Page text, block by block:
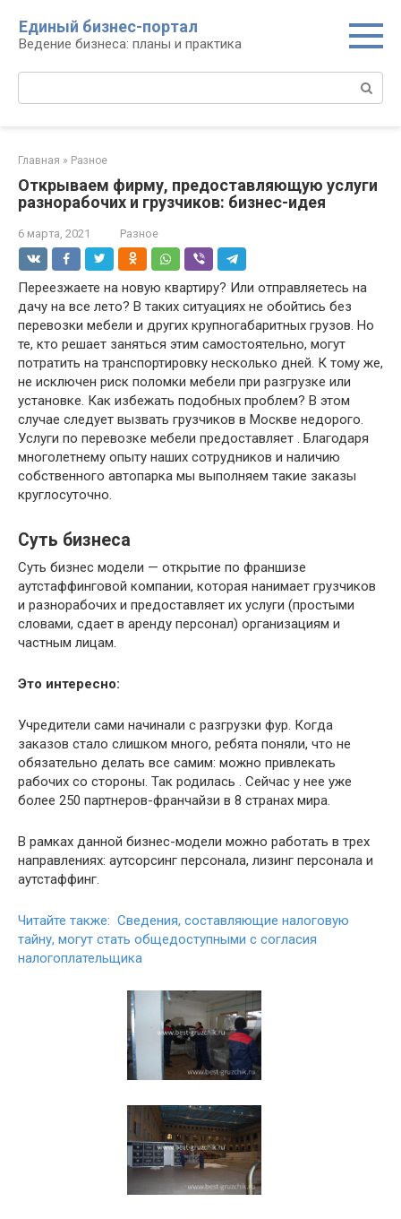
контенту
Единый бизнес-портал
Ведение бизнеса: планы и практика
Поиск:
Главная » Разное
Открываем фирму, предоставляющую услуги
разнорабочих и грузчиков: бизнес-идея
6 марта, 2021 Разное
Переезжаете на новую квартиру? Или отправляетесь на
дачу на все лето? В таких ситуациях не обойтись без
перевозки мебели и других крупногабаритных грузов. Но
те, кто решает заняться этим самостоятельно, могут
потратить на транспортировку несколько дней. К тому же,
не исключен риск поломки мебели при разгрузке или
установке. Как избежать подобных проблем? В этом
случае следует вызвать грузчиков в Москве недорого.
Услуги по перевозке мебели предоставляет . Благодаря
многолетнему опыту наших сотрудников и наличию
собственного автопарка мы выполняем такие заказы
круглосуточно.
Суть бизнеса
Суть бизнес модели — открытие по франшизе
аутстаффинговой компании, которая нанимает грузчиков
и разнорабочих и предоставляет их услуги (простыми
словами, сдает в аренду персонал) организациям и
частным лицам.
Это интересно:
Учредители сами начинали с разгрузки фур. Когда
заказов стало слишком много, ребята поняли, что не
обязательно делать все самим: можно привлекать
рабочих со стороны. Так родилась . Сейчас у нее уже
более 250 партнеров-франчайзи в 8 странах мира.
В рамках данной бизнес-модели можно работать в трех
направлениях: аутсорсинг персонала, лизинг персонала и
аутстаффинг.
Читайте также: Сведения, составляющие налоговую
тайну, могут стать общедоступными с согласия
налогоплательщика